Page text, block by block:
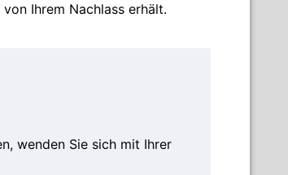
Ihrem Nachlass erhält.
wenden Sie sich mit Ihrer